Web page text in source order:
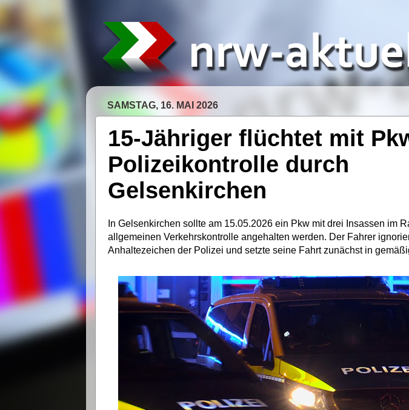
SAMSTAG, 16. MAI 2026
15-Jähriger flüchtet mit
Polizeikontrolle durch
Gelsenkirchen
In Gelsenkirchen sollte am 15.05.2026 ein Pkw mit drei Insassen im
allgemeinen Verkehrskontrolle angehalten werden. Der Fahrer
Anhaltezeichen der Polizei und setzte seine Fahrt zunächst in